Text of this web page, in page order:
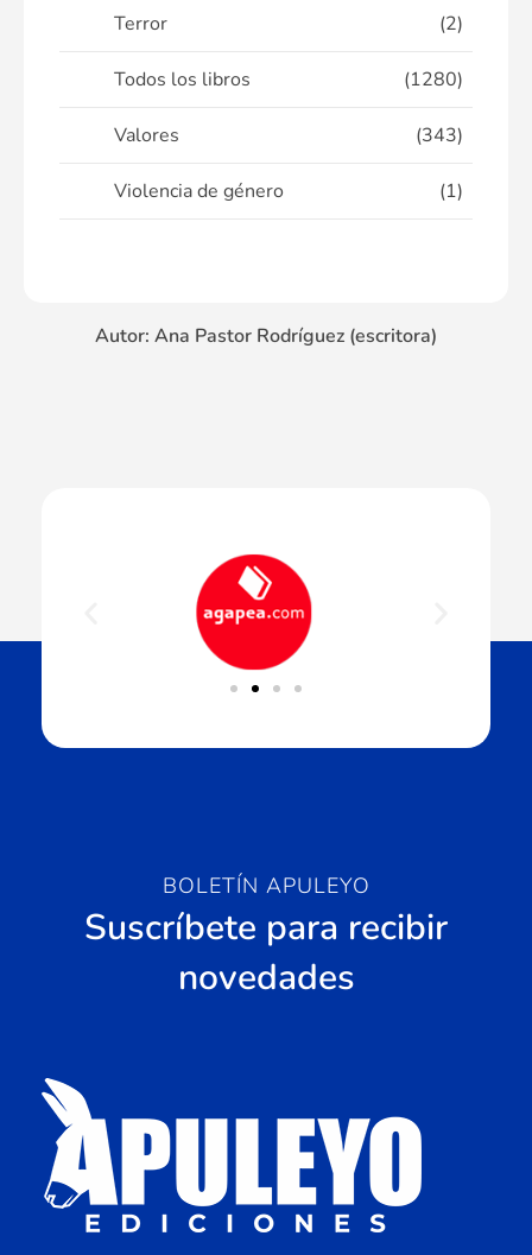
Terror (2)
Todos los libros (1280)
Valores (343)
Violencia de género (1)
Autor: Ana Pastor Rodríguez (escritora)
BOLETÍN APULEYO
Suscríbete para recibir
novedades